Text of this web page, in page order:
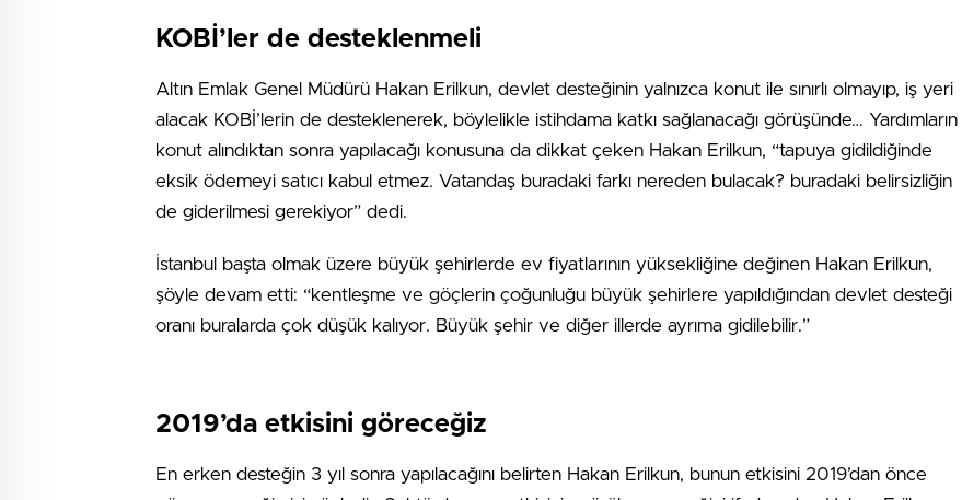
KOBİ’ler de desteklenmeli
Altın Emlak Genel Müdürü Hakan Erilkun, devlet desteğinin yalnızca konut ile sınırlı olmayıp, iş yeri
alacak KOBİ’lerin de desteklenerek, böylelikle istihdama katkı sağlanacağı görüşünde… Yardımların
konut alındıktan sonra yapılacağı konusuna da dikkat çeken Hakan Erilkun, “tapuya gidildiğinde
eksik ödemeyi satıcı kabul etmez. Vatandaş buradaki farkı nereden bulacak? buradaki belirsizliğin
de giderilmesi gerekiyor” dedi.
İstanbul başta olmak üzere büyük şehirlerde ev fiyatlarının yüksekliğine değinen Hakan Erilkun,
şöyle devam etti: “kentleşme ve göçlerin çoğunluğu büyük şehirlere yapıldığından devlet desteği
oranı buralarda çok düşük kalıyor. Büyük şehir ve diğer illerde ayrıma gidilebilir.”
2019’da etkisini göreceğiz
En erken desteğin 3 yıl sonra yapılacağını belirten Hakan Erilkun, bunun etkisini 2019’dan önce